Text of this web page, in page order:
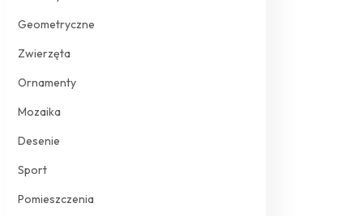
Geometryczne
Zwierzęta
Ornamenty
Mozaika
Desenie
Sport
Pomieszczenia